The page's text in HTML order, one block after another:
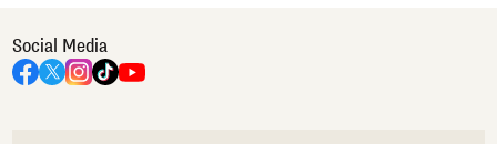
Social Media